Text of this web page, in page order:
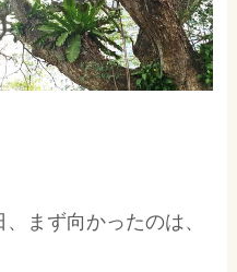
まず向かったのは、